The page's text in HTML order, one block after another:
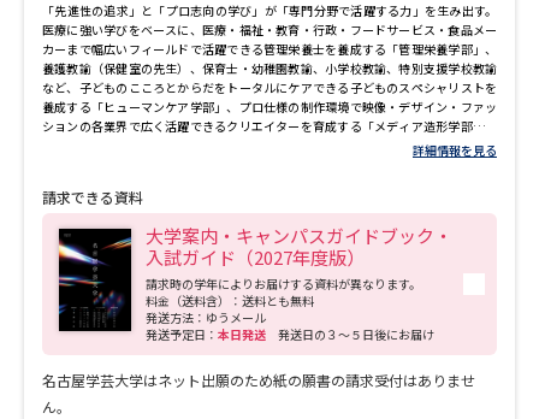
「先進性の追求」と「プロ志向の学び」が「専門分野で活躍する力」を生み出す。
医療に強い学びをベースに、医療・福祉・教育・行政・フードサービス・食品メー
カーまで幅広いフィールドで活躍できる管理栄養士を養成する「管理栄養学部」、
養護教諭（保健室の先生）、保育士・幼稚園教諭、小学校教諭、特別支援学校教諭
など、子どものこころとからだをトータルにケアできる子どものスペシャリストを
養成する「ヒューマンケア学部」、プロ仕様の制作環境で映像・デザイン・ファッ
ションの各業界で広く活躍できるクリエイターを育成する「メディア造形学部」、
国立病院機構名古屋医療センターと連携して、豊富な知識と実践力を兼ね備えた看
学として、時代のニーズに応え、それぞれの分野で即戦力として活躍できる力を身
につけるための実践的な学びを展開しています。
詳細情報を見る
請求できる資料
大学案内・キャンパスガイドブック・
入試ガイド（2027年度版）
請求時の学年によりお届けする資料が異なります。
料金（送料含）：送料とも無料
発送方法：ゆうメール
発送予定日： 本日発送 発送日の３～５日後にお届け
名古屋学芸大学はネット出願のため紙の願書の請求受付はありませ
ん。